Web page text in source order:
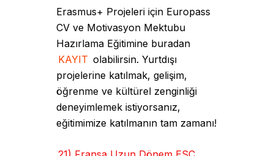
Erasmus+ Projeleri için Europass
CV ve Motivasyon Mektubu
Hazırlama Eğitimine buradan
KAYIT olabilirsin. Yurtdışı
projelerine katılmak, gelişim,
öğrenme ve kültürel zenginliği
deneyimlemek istiyorsanız,
eğitimimize katılmanın tam zamanı!